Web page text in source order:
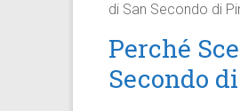
di San Secondo di
Perché
Secondo